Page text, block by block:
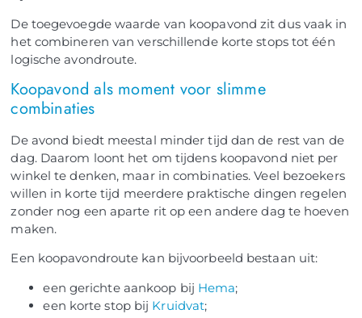
De toegevoegde waarde van koopavond zit dus vaak in
het combineren van verschillende korte stops tot één
logische avondroute.
Koopavond als moment voor slimme
combinaties
De avond biedt meestal minder tijd dan de rest van de
dag. Daarom loont het om tijdens koopavond niet per
winkel te denken, maar in combinaties. Veel bezoekers
willen in korte tijd meerdere praktische dingen regelen
zonder nog een aparte rit op een andere dag te hoeven
maken.
Een koopavondroute kan bijvoorbeeld bestaan uit:
een gerichte aankoop bij Hema;
een korte stop bij Kruidvat;